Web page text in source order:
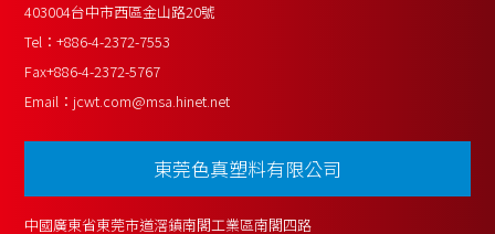
403004台中市西區金山路20號
Tel：+886-4-2372-7553
Fax+886-4-2372-5767
Email： jcwt.com@msa.hinet.net
東莞色真塑料有限公司
中國廣東省東莞市道滘鎮南閣工業區南閣四路